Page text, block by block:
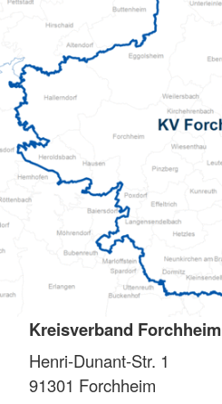
Kreisverband Forchheim
Henri-Dunant-Str. 1
91301 Forchheim